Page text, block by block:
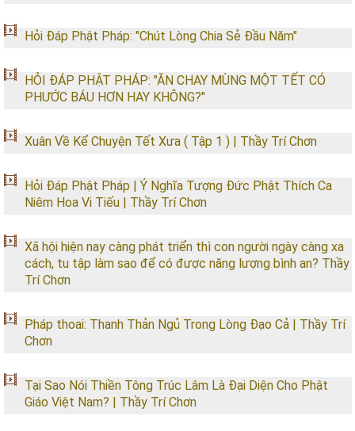
Hỏi Đáp Phật Pháp: "Chút Lòng Chia Sẻ Đầu Năm"
HỎI ĐÁP PHẬT PHÁP: "ĂN CHAY MÙNG MỘT TẾT CÓ
PHƯỚC BÁU HƠN HAY KHÔNG?"
Xuân Về Kể Chuyện Tết Xưa ( Tập 1 ) | Thầy Trí Chơn
Hỏi Đáp Phật Pháp | Ý Nghĩa Tượng Đức Phật Thích Ca
Niêm Hoa Vi Tiếu | Thầy Trí Chơn
Xã hội hiện nay càng phát triển thì con người ngày càng xa
cách, tu tập làm sao để có được năng lượng bình an? Thầy
Trí Chơn
Pháp thoai: Thanh Thản Ngủ Trong Lòng Đạo Cả | Thầy Trí
Chơn
Tại Sao Nói Thiền Tông Trúc Lâm Là Đại Diện Cho Phật
Giáo Việt Nam? | Thầy Trí Chơn